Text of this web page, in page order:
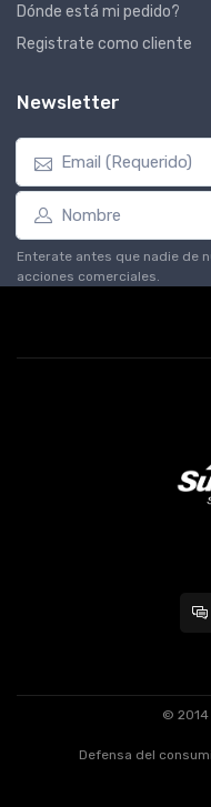
Dónde está mi pedido?
Registrate como cliente
Newsletter
Enterate antes que nadie de
acciones comerciales.
©
Defensa del